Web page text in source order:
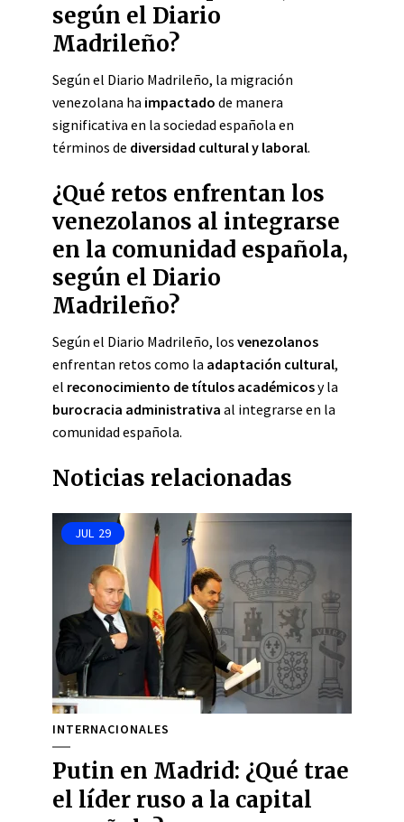
según el Diario
Madrileño?
Según el Diario Madrileño, la migración
venezolana ha impactado de manera
significativa en la sociedad española en
términos de diversidad cultural y laboral.
¿Qué retos enfrentan los
venezolanos al integrarse
en la comunidad española,
según el Diario
Madrileño?
Según el Diario Madrileño, los venezolanos
enfrentan retos como la adaptación cultural,
el reconocimiento de títulos académicosy la
burocracia administrativa al integrarse en la
comunidad española.
Noticias relacionadas
JUL 29
INTERNACIONALES
Putin en Madrid: ¿Qué trae
el líder ruso a la capital